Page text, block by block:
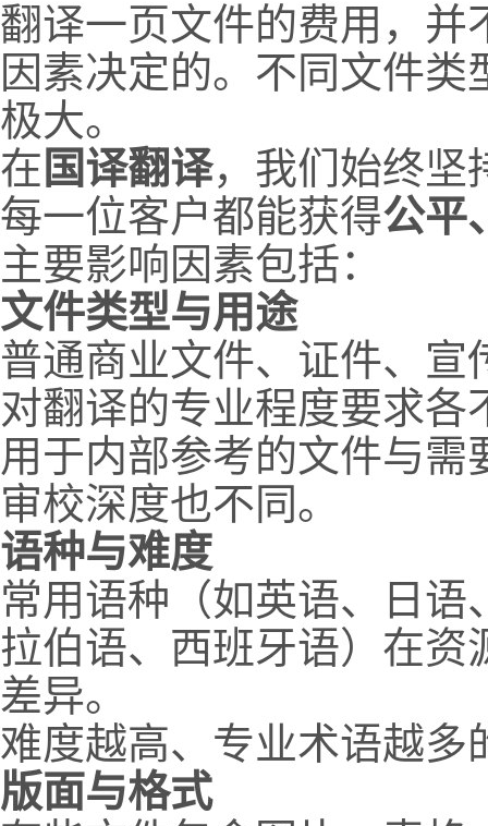
翻译一页文件的费用，并
因素决定的。不同文件
极大。
在 国译翻译，我们始终坚
每一位客户都能获得公平
主要影响因素包括：
文件类型与用途
普通商业文件、证件、
对翻译的专业程度要求各
用于内部参考的文件与
审校深度也不同。
语种与难度
常用语种（如英语、日
拉伯语、西班牙语）在资
差异。
难度越高、专业术语越多
版面与格式